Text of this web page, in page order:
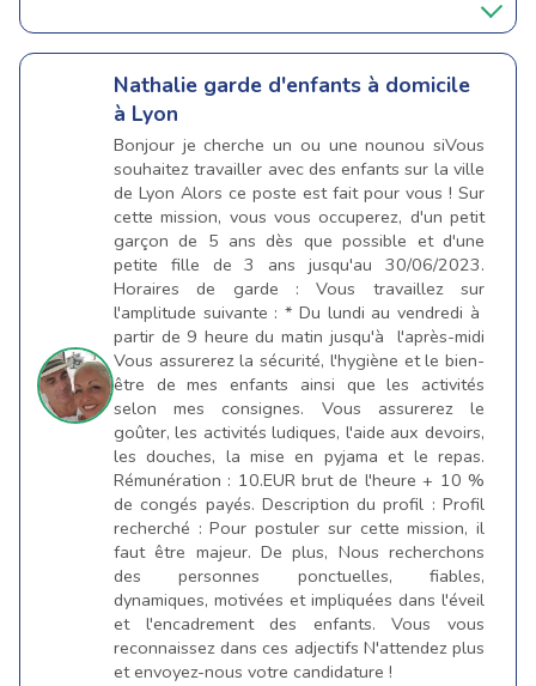
Nathalie garde d'enfants à domicile
à Lyon
Bonjour je cherche un ou une nounou siVous
souhaitez travailler avec des enfants sur la ville
de Lyon Alors ce poste est fait pour vous ! Sur
cette mission, vous vous occuperez, d'un petit
garçon de 5 ans dès que possible et d'une
petite fille de 3 ans jusqu'au 30/06/2023.
Horaires de garde : Vous travaillez sur
l'amplitude suivante : * Du lundi au vendredi à
partir de 9 heure du matin jusqu'à l'après-midi
Vous assurerez la sécurité, l'hygiène et le bien-
être de mes enfants ainsi que les activités
selon mes consignes. Vous assurerez le
goûter, les activités ludiques, l'aide aux devoirs,
les douches, la mise en pyjama et le repas.
Rémunération : 10.EUR brut de l'heure + 10 %
de congés payés. Description du profil : Profil
recherché : Pour postuler sur cette mission, il
faut être majeur. De plus, Nous recherchons
des personnes ponctuelles, fiables,
dynamiques, motivées et impliquées dans l'éveil
et l'encadrement des enfants. Vous vous
reconnaissez dans ces adjectifs N'attendez plus
et envoyez-nous votre candidature !